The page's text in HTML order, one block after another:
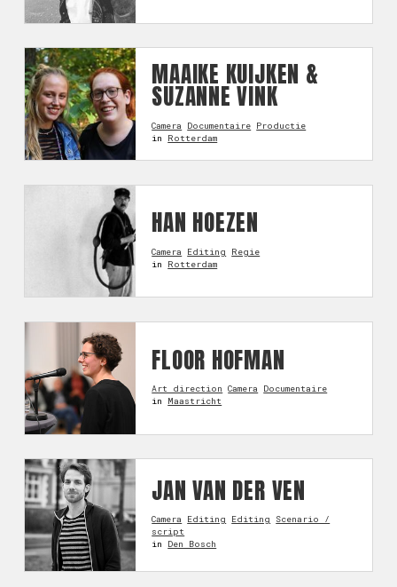
MAAIKE KUIJKEN &
SUZANNE VINK
Camera Documentaire Productie
in Rotterdam
HAN HOEZEN
Camera Editing
Regie
in Rotterdam
FLOOR HOFMAN
Art direction Camera
Documentaire
in Maastricht
JAN VAN DER VEN
Camera Editing Editing
Scenario /
script
in Den Bosch